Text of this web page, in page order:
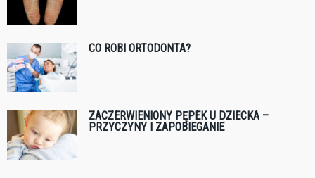
CO ROBI ORTODONTA?
ZACZERWIENIONY PĘPEK U DZIECKA –
PRZYCZYNY I ZAPOBIEGANIE